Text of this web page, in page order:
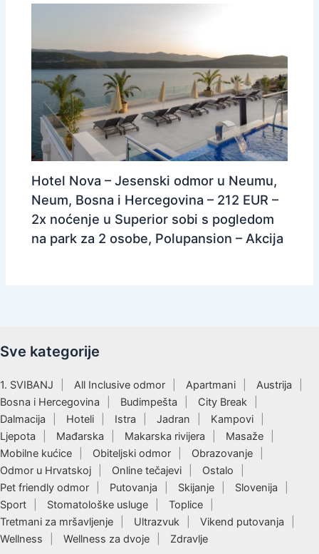
Hotel Nova – Jesenski odmor u Neumu,
Neum, Bosna i Hercegovina – 212 EUR –
2x noćenje u Superior sobi s pogledom
na park za 2 osobe, Polupansion – Akcija
Sve kategorije
1. SVIBANJ All Inclusive odmor Apartmani
Austrija
Bosna i Hercegovina
Budimpešta
City Break
Dalmacija
Hoteli Istra Jadran
Kampovi
Ljepota
Mađarska Makarska rivijera
Masaže
Mobilne kućice
Obiteljski odmor
Obrazovanje
Odmor u Hrvatskoj
Online tečajevi
Ostalo
Pet friendly odmor
Putovanja Skijanje
Slovenija
Sport
Stomatološke usluge
Toplice
Tretmani za mršavljenje
Ultrazvuk
Vikend putovanja
Wellness
Wellness za dvoje Zdravlje